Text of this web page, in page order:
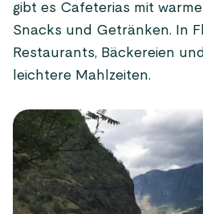
gibt es Cafeterias mit
Snacks und Getränken. In
Restaurants, Bäckereien
leichtere Mahlzeiten.